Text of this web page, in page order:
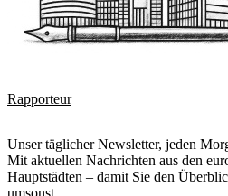
Rapporteur
Unser täglicher Newsletter, jeden
Mit aktuellen Nachrichten aus den
Hauptstädten – damit Sie den